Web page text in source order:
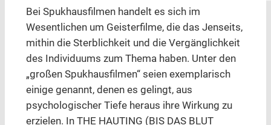
Bei Spukhausfilmen handelt es sich im
Wesentlichen um Geisterfilme, die das Jenseits,
mithin die Sterblichkeit und die Vergänglichkeit
des Individuums zum Thema haben. Unter den
„großen Spukhausfilmen“ seien exemplarisch
einige genannt, denen es gelingt, aus
psychologischer Tiefe heraus ihre Wirkung zu
erzielen. In THE HAUTING (BIS DAS BLUT